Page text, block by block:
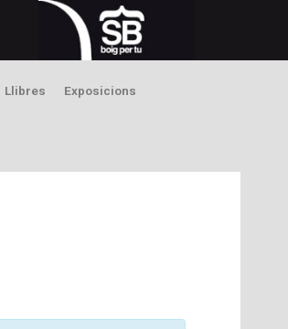
Llibres Exposicions